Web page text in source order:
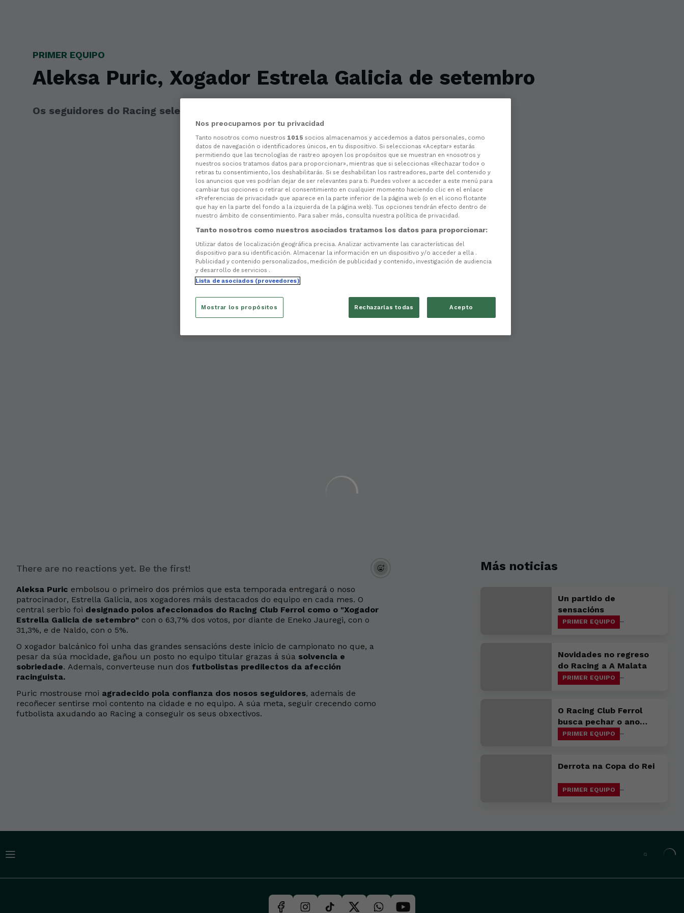
PRIMER EQUIPO
Aleksa Puric, Xogador Estrela Galicia de setembro
Os seguidores do Racing seleccionaron ao futbolista serbio como o mellor do último mes.
There are no reactions yet. Be the first!
Aleksa Puric embolsou o primeiro dos prémios que esta temporada entregará o noso
patrocinador, Estrella Galicia, aos xogadores máis destacados do equipo en cada mes. O
central serbio foi designado polos afeccionados do Racing Club Ferrol como o "Xogador
Estrella Galicia de setembro" con o 63,7% dos votos, por diante de Eneko Jauregi, con o
31,3%, e de Naldo, con o 5%.
O xogador balcánico foi unha das grandes sensacións deste inicio de campionato no que, a
pesar da súa mocidade, gañou un posto no equipo titular grazas á súa solvencia e
sobriedade. Ademais, converteuse nun dos futbolistas predilectos da afección
racinguista.
Puric mostrouse moi agradecido pola confianza dos nosos seguidores, ademais de
recoñecer sentirse moi contento na cidade e no equipo. A súa meta, seguir crecendo como
futbolista axudando ao Racing a conseguir os seus obxectivos.
Más noticias
Un partido de
sensacións
PRIMER EQUIPO
Novidades no regreso
do Racing a A Malata
PRIMER EQUIPO
O Racing Club Ferrol
busca pechar o ano
cunha vitoria en Avilés
PRIMER EQUIPO
Derrota na Copa do Rei
PRIMER EQUIPO
Nos preocupamos por tu privacidad
Tanto nosotros como nuestros 1015 socios almacenamos y accedemos a datos personales, como
datos de navegación o identificadores únicos, en tu dispositivo. Si seleccionas «Aceptar» estarás
permitiendo que las tecnologías de rastreo apoyen los propósitos que se muestran en «nosotros y
nuestros socios tratamos datos para proporcionar», mientras que si seleccionas «Rechazar todo» o
retiras tu consentimiento, los deshabilitarás. Si se deshabilitan los rastreadores, parte del contenido y
los anuncios que ves podrían dejar de ser relevantes para ti. Puedes volver a acceder a este menú para
cambiar tus opciones o retirar el consentimiento en cualquier momento haciendo clic en el enlace
«Preferencias de privacidad» que aparece en la parte inferior de la página web (o en el icono flotante
que hay en la parte del fondo a la izquierda de la página web). Tus opciones tendrán efecto dentro de
nuestro ámbito de consentimiento. Para saber más, consulta nuestra política de privacidad.
Tanto nosotros como nuestros asociados tratamos los datos para proporcionar:
Utilizar datos de localización geográfica precisa. Analizar activamente las características del
dispositivo para su identificación. Almacenar la información en un dispositivo y/o acceder a ella .
Publicidad y contenido personalizados, medición de publicidad y contenido, investigación de audiencia
y desarrollo de servicios .
Lista de asociados (proveedores)
Rechazarlas todas Acepto
Mostrar los propósitos